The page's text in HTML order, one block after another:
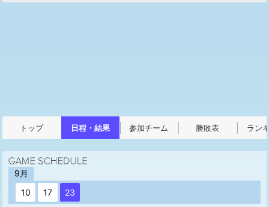
トップ 日程・結果 参加チーム 勝敗表 ラン
9月
10
17 23